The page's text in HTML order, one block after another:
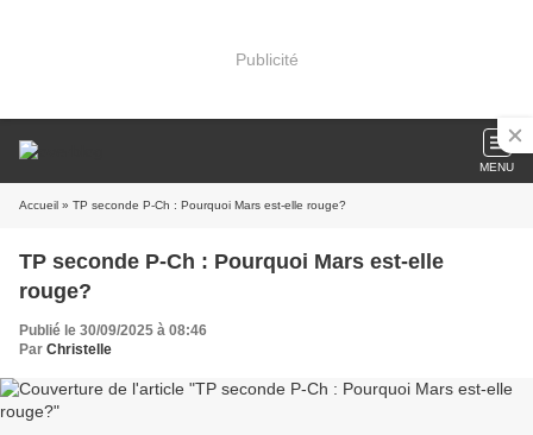
Publicité
MENU
Accueil » TP seconde P-Ch : Pourquoi Mars est-elle rouge?
TP seconde P-Ch : Pourquoi Mars est-elle
rouge?
Publié le 30/09/2025 à 08:46
Par Christelle